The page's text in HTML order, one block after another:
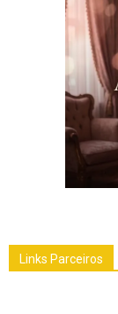
Links Parceiros